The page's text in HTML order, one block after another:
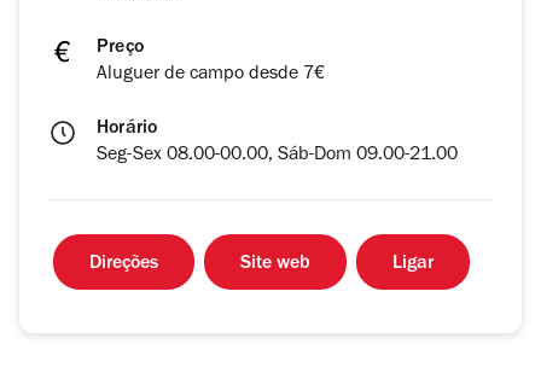
Preço
Aluguer de campo desde 7€
Horário
Seg-Sex 08.00-00.00, Sáb-Dom 09.00-21.00
Direções Site web Ligar